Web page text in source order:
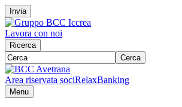
Invia
Lavora con noi
Ricerca
Cerca
Area riservata sociRelaxBanking
Menu